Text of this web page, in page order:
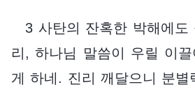
3 사탄의 잔혹한 박해에도
리, 하나님 말씀이 우릴 이
게 하네. 진리 깨달으니 분별